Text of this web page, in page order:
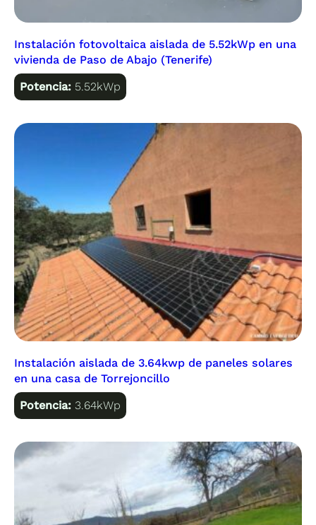
Instalación fotovoltaica aislada de 5.52kWp en una
vivienda de Paso de Abajo (Tenerife)
Potencia: 5.52kWp
Instalación aislada de 3.64kwp de paneles solares
en una casa de Torrejoncillo
Potencia:3.64kWp